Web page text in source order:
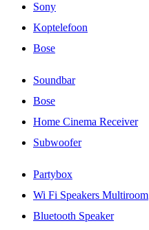
Sony
Koptelefoon
Bose
Soundbar
Bose
Home Cinema Receiver
Subwoofer
Partybox
Wi Fi Speakers Multiroom
Bluetooth Speaker